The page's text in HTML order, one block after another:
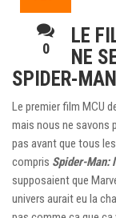
0
LE
NE
SPIDER-
Le premier film MCU
mais nous ne savons
pas avant que tous
compris Spider-Man:
supposaient que
univers aurait eu la